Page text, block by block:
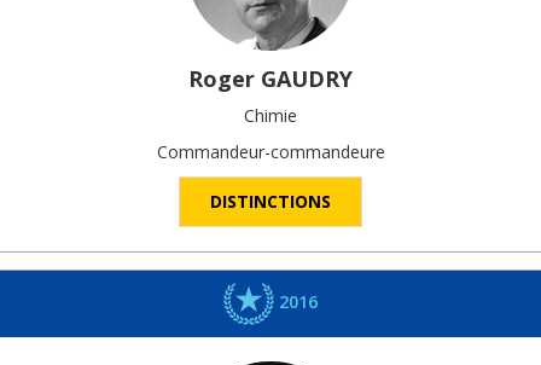
Roger GAUDRY
Chimie
Commandeur-commandeure
DISTINCTIONS
2016